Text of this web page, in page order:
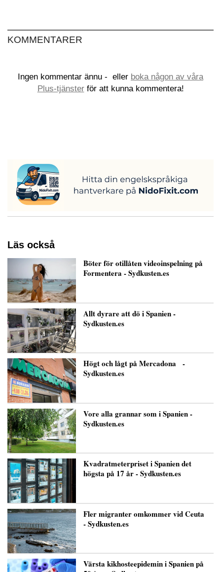
KOMMENTARER
Ingen kommentar ännu - eller boka någon av våra
Plus-tjänsterför att kunna kommentera!